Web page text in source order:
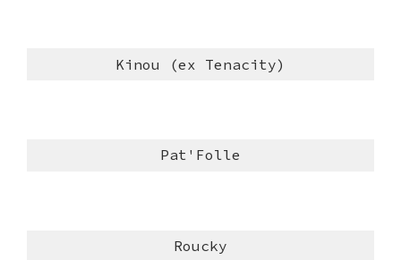
Kinou (ex Tenacity)
Pat'Folle
Roucky